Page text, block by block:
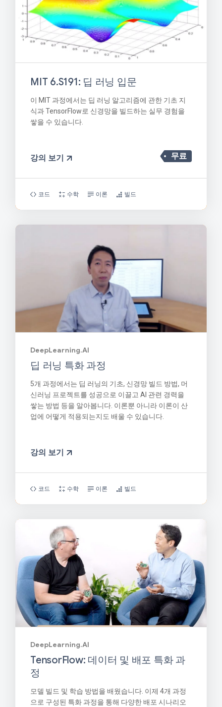
MIT 6.S191: 딥 러닝 입문
이 MIT 과정에서는 딥 러닝 알고리즘에 관한 기초 지
식과 TensorFlow로 신경망을 빌드하는 실무 경험을
쌓을 수 있습니다.
무료
강의 보기
코드 수학 이론 빌드
DeepLearning.AI
딥 러닝 특화 과정
5개 과정에서는 딥 러닝의 기초, 신경망 빌드 방법, 머
신러닝 프로젝트를 성공으로 이끌고 AI 관련 경력을
쌓는 방법 등을 알아봅니다. 이론뿐 아니라 이론이 산
업에 어떻게 적용되는지도 배울 수 있습니다.
강의 보기
코드 수학 이론 빌드
DeepLearning.AI
TensorFlow: 데이터 및 배포 특화 과
정
모델 빌드 및 학습 방법을 배웠습니다. 이제 4개 과정
으로 구성된 특화 과정을 통해 다양한 배포 시나리오